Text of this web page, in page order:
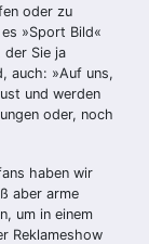
oder zu
»Sport Bild«
der Sie ja
auch: »Auf uns,
und werden
oder, noch
haben wir
aber arme
um in einem
Reklameshow